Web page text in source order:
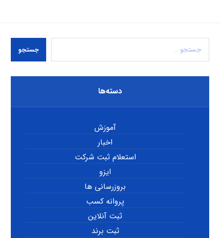
جستجو
دسته‌ها
آموزش
اخبار
استعلام ثبت شرکت
ایزو
بروزرسانی ها
پروانه کسب
ثبت آنلاین
ثبت برند